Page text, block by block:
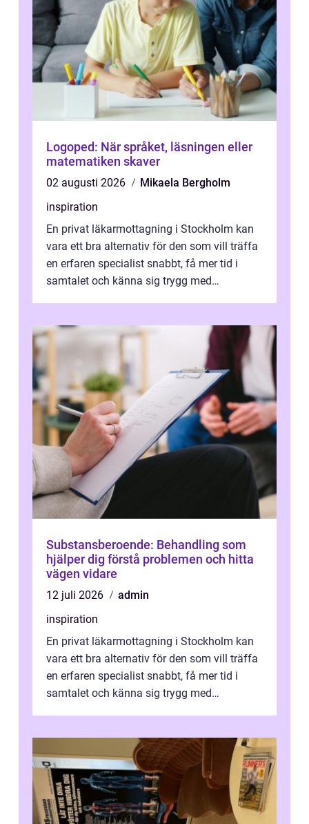
Logoped: När språket, läsningen eller
matematiken skaver
02 augusti 2026
Mikaela Bergholm
inspiration
En privat läkarmottagning i Stockholm kan
vara ett bra alternativ för den som vill träffa
en erfaren specialist snabbt, få mer tid i
samtalet och känna sig trygg med
Substansberoende: Behandling som
hjälper dig förstå problemen och hitta
vägen vidare
12 juli 2026
admin
inspiration
En privat läkarmottagning i Stockholm kan
vara ett bra alternativ för den som vill träffa
en erfaren specialist snabbt, få mer tid i
samtalet och känna sig trygg med